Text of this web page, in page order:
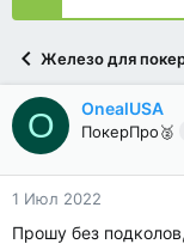
Железо для
O OnealUSA
ПокерПро🥈
1 Июл 2022
Прошу без